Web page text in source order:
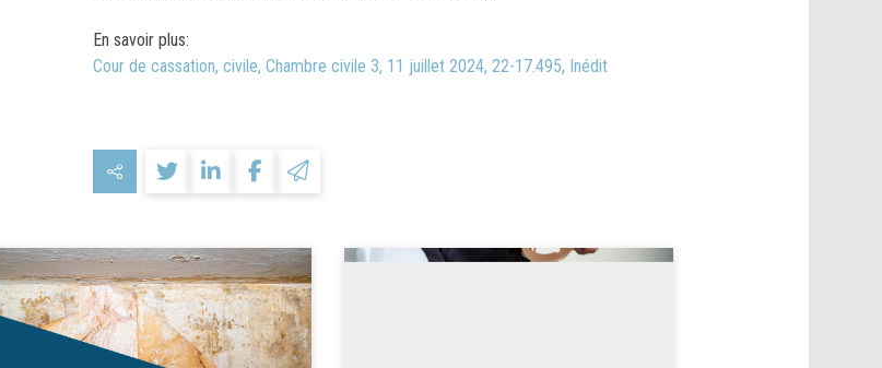
En savoir plus:
Cour de cassation, civile, Chambre civile 3, 11 juillet 2024, 22-17.495, Inédit